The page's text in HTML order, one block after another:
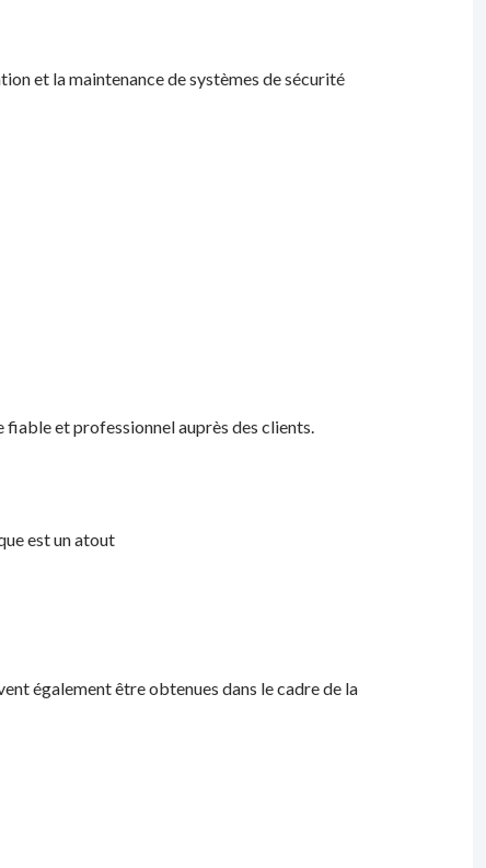
et la maintenance de systèmes de sécurité
et professionnel auprès des clients.
est un atout
également être obtenues dans le cadre de la